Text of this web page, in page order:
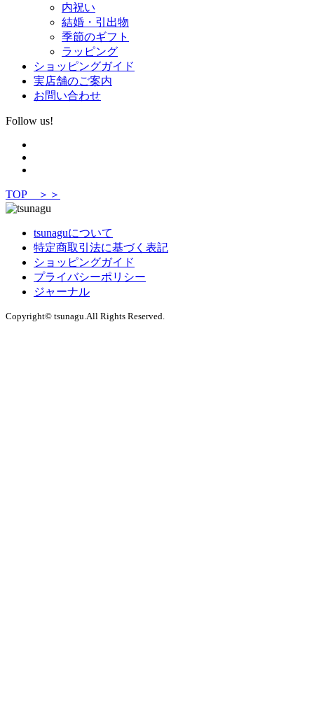
内祝い
結婚・引出物
季節のギフト
ラッピング
ショッピングガイド
実店舗のご案内
お問い合わせ
Follow us!
TOP ＞＞
tsunaguについて
特定商取引法に基づく表記
ショッピングガイド
プライバシーポリシー
ジャーナル
Copyright© tsunagu.All Rights Reserved.